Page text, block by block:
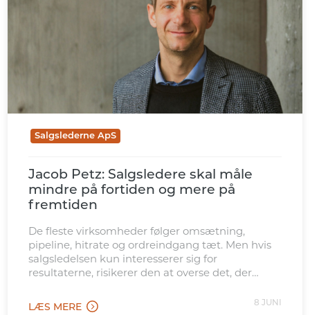
Salgslederne ApS
Jacob Petz: Salgsledere skal måle
mindre på fortiden og mere på
fremtiden
De fleste virksomheder følger omsætning,
pipeline, hitrate og ordreindgang tæt. Men hvis
salgsledelsen kun interesserer sig for
resultaterne, risikerer den at overse det, der
LÆS MERE 8 JUNI